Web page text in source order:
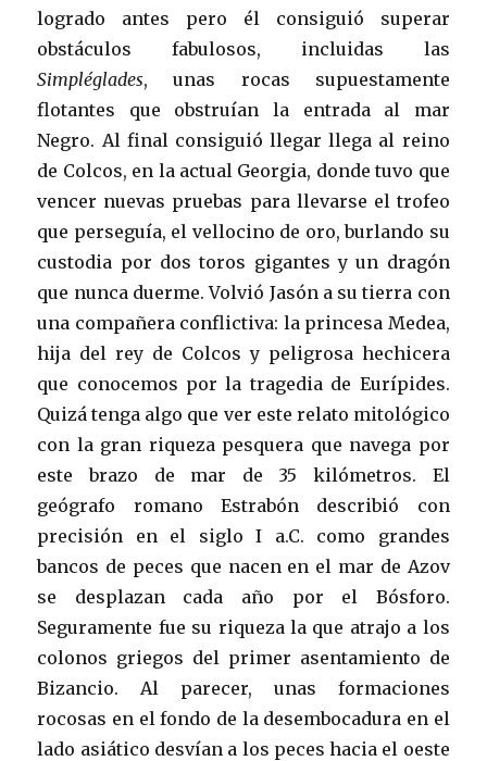
logrado antes pero él consiguió superar
obstáculos fabulosos, incluidas las
Simpléglades, unas rocas supuestamente
flotantes que obstruían la entrada al mar
Negro. Al final consiguió llegar llega al reino
de Colcos, en la actual Georgia, donde tuvo que
vencer nuevas pruebas para llevarse el trofeo
que perseguía, el vellocino de oro, burlando su
custodia por dos toros gigantes y un dragón
que nunca duerme. Volvió Jasón a su tierra con
una compañera conflictiva: la princesa Medea,
hija del rey de Colcos y peligrosa hechicera
que conocemos por la tragedia de Eurípides.
Quizá tenga algo que ver este relato mitológico
con la gran riqueza pesquera que navega por
este brazo de mar de 35 kilómetros. El
geógrafo romano Estrabón describió con
precisión en el siglo I a.C. como grandes
bancos de peces que nacen en el mar de Azov
se desplazan cada año por el Bósforo.
Seguramente fue su riqueza la que atrajo a los
colonos griegos del primer asentamiento de
Bizancio. Al parecer, unas formaciones
rocosas en el fondo de la desembocadura en el
lado asiático desvían a los peces hacia el oeste